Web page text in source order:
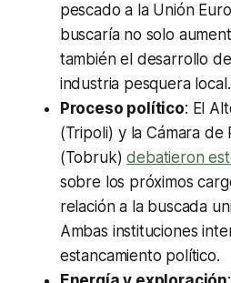
pescado a la Unión
buscaría no solo
también el desarrollo
industria pesquera local.
Proceso político: El
(Tripoli) y la Cámara de
(Tobruk)debatieron
sobre los próximos
relación a la buscada
Ambas instituciones
estancamiento político.